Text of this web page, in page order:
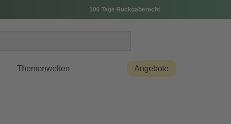
100 Tage Rückgaberecht
Themenwelten Angebote